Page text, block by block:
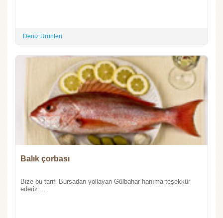
Deniz Ürünleri
Balık çorbası
Bize bu tarifi Bursadan yollayan Gülbahar hanıma teşekkür
ederiz....